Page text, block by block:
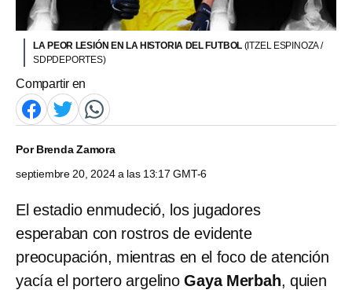
LA PEOR LESIÓN EN LA HISTORIA DEL FUTBOL (ITZEL ESPINOZA /
SDPDEPORTES)
Compartir en
PorBrenda Zamora
septiembre 20, 2024 a las 13:17 GMT-6
El estadio enmudeció, los jugadores
esperaban con rostros de evidente
preocupación, mientras en el foco de atención
yacía el portero argelinoGaya Merbah, quien